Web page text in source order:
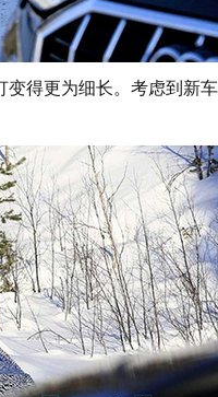
得更为细长。考虑到新